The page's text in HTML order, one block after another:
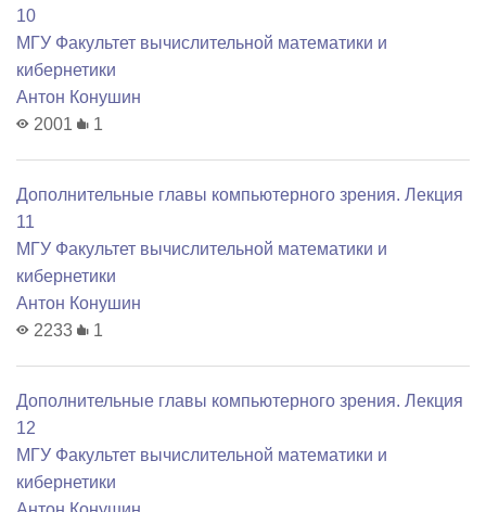
10
МГУ Факультет вычислительной математики и
кибернетики
Антон Конушин
2001
1
Дополнительные главы компьютерного зрения. Лекция
11
МГУ Факультет вычислительной математики и
кибернетики
Антон Конушин
2233
1
Дополнительные главы компьютерного зрения. Лекция
12
МГУ Факультет вычислительной математики и
кибернетики